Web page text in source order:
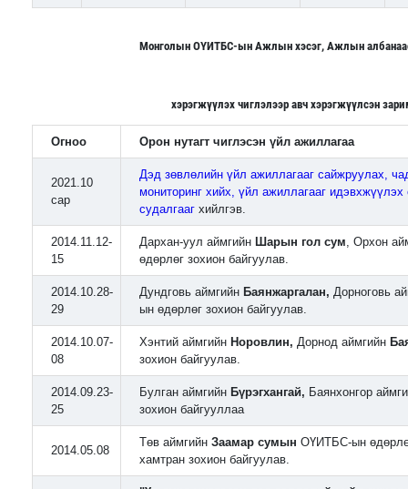
Монголын ОҮИТБС-ын Ажлын хэсэг, Ажлын албанаас
хэрэгжүүлэх чиглэлээр авч хэрэгжүүлсэн
Огноо Орон нутагт чиглэсэн үйл ажиллагаа
2021.10
сар
Дэд зөвлөлийн үйл ажиллагааг сайжруулах,
мониторинг хийх, үйл ажиллагааг идэвхжүүлэх
судалгааг хийлгэв.
2014.11.12-
15
Дархан-уул аймгийн Шарын гол сум, Орхон
өдөрлөг зохион байгуулав.
2014.10.28-
29
Дундговь аймгийн Баянжаргалан,Дорноговь
ын өдөрлөг зохион байгуулав.
2014.10.07-
08
Хэнтий аймгийн Норовлин,Дорнод аймгийн
зохион байгуулав.
2014.09.23-
25
Булган аймгийн Бүрэгхангай, Баянхонгор
зохион байгууллаа
2014.05.08
Төв аймгийн Заамар сумынОҮИТБС-ын
хамтран зохион байгуулав.